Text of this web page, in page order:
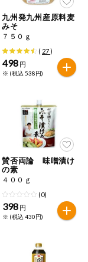
報提供のあった
九州発九州産原料麦
みそ
７５０ｇ
( 27)
498 円
※ (税込 538円)
賛否両論 味噌漬け
の素
４００ｇ
(0)
398 円
※ (税込 430円)